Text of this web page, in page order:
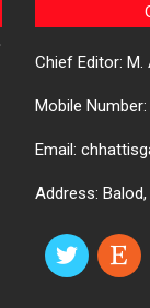
Chief Editor: M.
Mobile
Email:
Address: